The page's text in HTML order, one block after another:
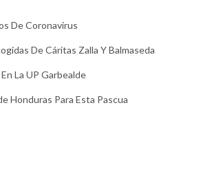
De Coronavirus
De Cáritas Zalla Y Balmaseda
La UP Garbealde
Honduras Para Esta Pascua